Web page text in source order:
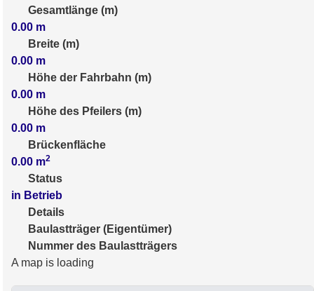
Gesamtlänge (m)
0.00 m
Breite (m)
0.00 m
Höhe der Fahrbahn (m)
0.00 m
Höhe des Pfeilers (m)
0.00 m
Brückenfläche
0.00 m2
Status
in Betrieb
Details
Baulastträger (Eigentümer)
Nummer des Baulastträgers
A map is loading